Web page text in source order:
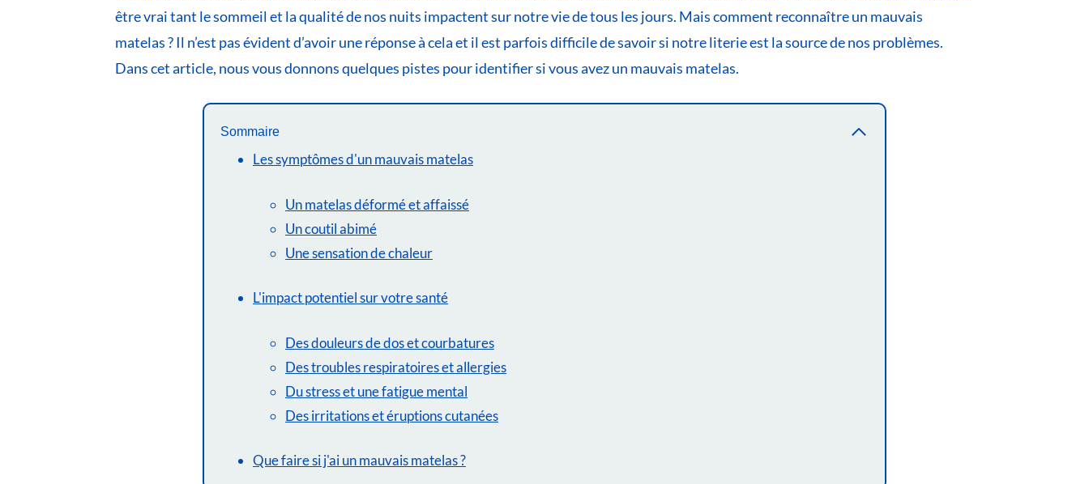
être vrai tant le sommeil et la qualité de nos nuits impactent sur notre vie de tous les jours. Mais comment reconnaître un mauvais
matelas ? Il n’est pas évident d’avoir une réponse à cela et il est parfois difficile de savoir si notre literie est la source de nos problèmes.
Dans cet article, nous vous donnons quelques pistes pour identifier si vous avez un mauvais matelas.
Sommaire
Les symptômes d'un mauvais matelas
Un matelas déformé et affaissé
Un coutil abimé
Une sensation de chaleur
L'impact potentiel sur votre santé
Des douleurs de dos et courbatures
Des troubles respiratoires et allergies
Du stress et une fatigue mental
Des irritations et éruptions cutanées
Que faire si j'ai un mauvais matelas ?